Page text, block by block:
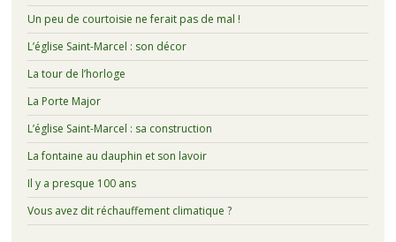
Un peu de courtoisie ne ferait pas de mal !
L’église Saint-Marcel : son décor
La tour de l’horloge
La Porte Major
L’église Saint-Marcel : sa construction
La fontaine au dauphin et son lavoir
Il y a presque 100 ans
Vous avez dit réchauffement climatique ?